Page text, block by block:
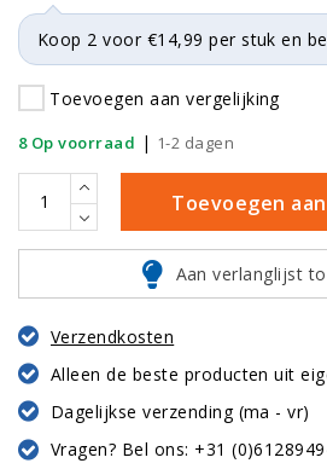
Koop 2 voor €14,99 per stuk en
Toevoegen aan vergelijking
8 Op voorraad | 1-2 dagen
Toevoegen
Aan verlanglijst
Verzendkosten
Alleen de beste producten uit
Dagelijkse verzending (ma - vr)
Vragen? Bel ons: +31